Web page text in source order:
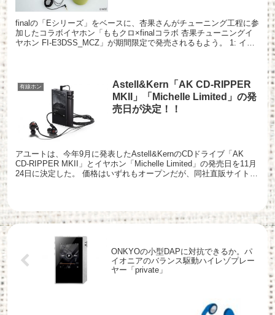
finalの「Eシリーズ」をベースに、杏果さんがチューニング工程に参
加したコラボイヤホン「ももクロ×finalコラボ 杏果チューニングイ
ヤホン FI-E3DSS_MCZ」が期間限定で発売されるもよう。 1: イヤ
有線ホン
Astell&Kern「AK CD-RIPPER
MKII」「Michelle Limited」の発
売日が決定！！
アユートは、今年9月に発表したAstell&KernのCDドライブ「AK
CD-RIPPER MKII」とイヤホン「Michelle Limited」の発売日を11月
24日に決定した。 価格はいずれもオープンだが、同社直販サイト
ONKYOの小型DAPに対抗できるか。パ
イオニアのバランス駆動ハイレゾプレー
ヤー「private」